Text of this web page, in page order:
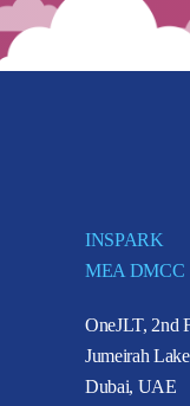
INSPARK
MEA DMCC
OneJLT, 2nd
Jumeirah
Dubai, UAE